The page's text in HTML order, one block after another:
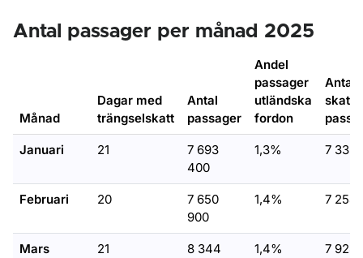
Antal passager per månad 2025
Månad
Dagar med
trängselskatt
Antal
passager
Andel
passager
utländska
fordon
Antal
Januari 21
7 693
400
1,3% 7 333
Februari 20
7 650
900
1,4% 7 254
Mars 21
8 344
1,4% 7 928